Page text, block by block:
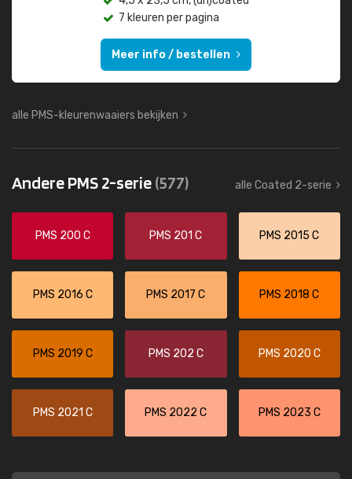
7 kleuren per pagina
Meer info / bestellen
alle PMS-kleurenwaaiers bekijken
Andere PMS 2-serie(577) alle Coated 2-serie
PMS 200 C PMS 201 C PMS 2015 C
PMS 2016 C PMS 2017 C PMS 2018 C
PMS 2019 C PMS 202 C PMS 2020 C
PMS 2021 C PMS 2022 C PMS 2023 C